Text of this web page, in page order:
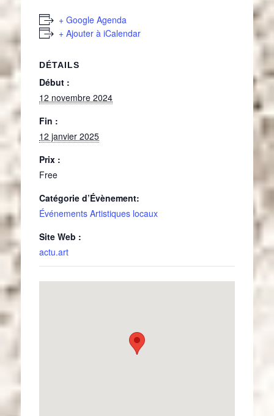
+ Google Agenda
+ Ajouter à iCalendar
DÉTAILS
Début :
12 novembre 2024
Fin :
12 janvier 2025
Prix :
Free
Catégorie d’Évènement:
Événements Artistiques locaux
Site Web :
actu.art